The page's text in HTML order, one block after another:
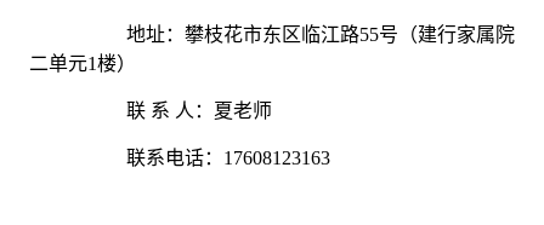
地址： 攀枝花市东区临江路55号（建行家属院
二单元1楼）
联 系 人：夏老师
联系电话： 17608123163